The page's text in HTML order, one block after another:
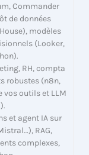
Commander
de données
modèles
(Looker,
RH, compta
robustes (n8n,
vos outils et LLM
et agent IA sur
RAG,
complexes,